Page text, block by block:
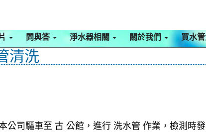
問與答 淨水器相關 關於我們 買水
清洗
公司驅車至 古 公館，進行 洗水管 作業，檢測時